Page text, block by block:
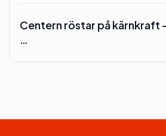
Centern röstar på kärnkraft
…